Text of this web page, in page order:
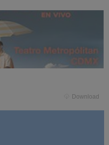
Download